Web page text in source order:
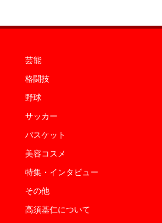
芸能
格闘技
野球
サッカー
バスケット
美容コスメ
特集・インタビュー
その他
高須基仁について